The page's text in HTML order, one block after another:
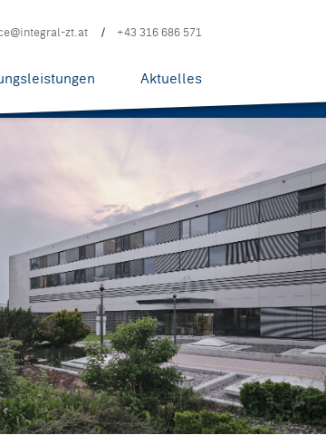
zt.at +43 316 686 571
Aktuelles